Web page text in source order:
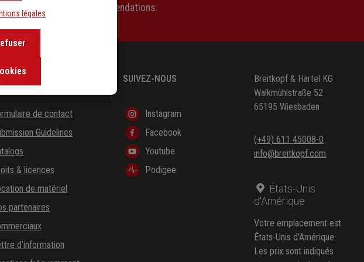
with exclusive recommendations.
de contact
Guidelines
& licences
de matériel
partenaires
d’information
SUIVEZ-NOUS
Instagram
Facebook
Youtube
Podigee
Breitkopf & Härtel KG
Walkmühlstraße 52
65195 Wiesbaden
(+49) 611 45008-0
info@breitkopf.com
États-Unis
d'Amérique
Votre emplacement est
États-Unis d'Amérique.
Les prix sont indiqués
légales